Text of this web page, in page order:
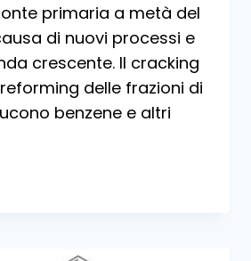
primaria a metà del
di nuovi processi e
crescente. Il cracking
delle frazioni di
benzene e altri